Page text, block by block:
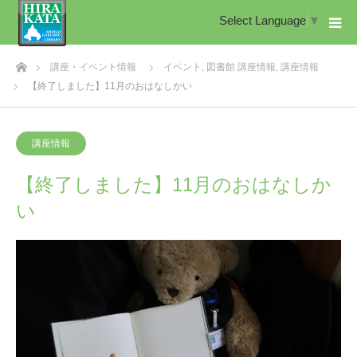
Select Language ▼
ホーム講座・イベント情報 イベント , 図書館 講座情報, 講座情報
【終了しました】11月のおはなしかい
講座情報
【終了しました】11月のおはなしか
い